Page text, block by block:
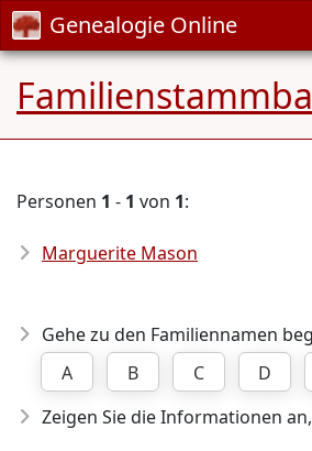
Genealogie Online
Personen 1 - 1 von 1:
Marguerite Mason
Gehe zu den Familiennamen
A
B C D
Zeigen Sie die Informationen